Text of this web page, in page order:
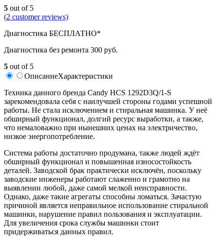
5 out of 5
(2 customer reviews)
Диагностика БЕСПЛАТНО*
Диагностика без ремонта 300 руб.
5 out of 5
ОписаниеХарактеристики
Техника данного бренда Candy HCS 1292D3Q/1-S
зарекомендовала себя с наилучшей стороны годами успешной
работы. Не стала исключением и стиральная машинка. У неё
обширный функционал, долгий ресурс выработки, а также,
что немаловажно при нынешних ценах на электричество,
низкое энергопотребление.
Система работы достаточно продумана, также людей ждёт
обширный функционал и повышенная износостойкость
деталей. Заводской брак практически исключён, поскольку
заводские инженеры работают слаженно и грамотно на
выявлении любой, даже самой мелкой неисправности.
Однако, даже такие агрегаты способны ломаться. Зачастую
причиной является неправильное использование стиральной
машинки, нарушение правил пользования и эксплуатации.
Для увеличения срока службы машинки стоит
придерживаться данных правил.